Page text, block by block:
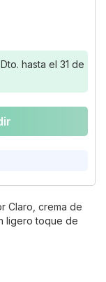
hasta el 31 de
Claro, crema de
ligero toque de